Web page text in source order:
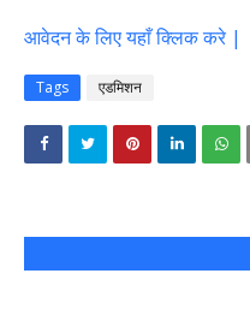
आवेदन के लिए यहाँ क्लिक करे |
Tags एडमिशन